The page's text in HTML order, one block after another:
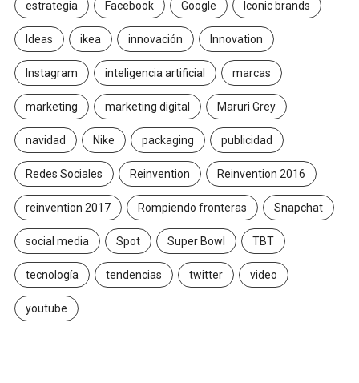
estrategia Facebook Google Iconic brands
Ideas ikea innovación Innovation
Instagram inteligencia artificial marcas
marketing marketing digital Maruri Grey
navidad Nike packaging publicidad
Redes Sociales Reinvention Reinvention 2016
reinvention 2017 Rompiendo fronteras Snapchat
social media Spot Super Bowl TBT
tecnología tendencias twitter video
youtube